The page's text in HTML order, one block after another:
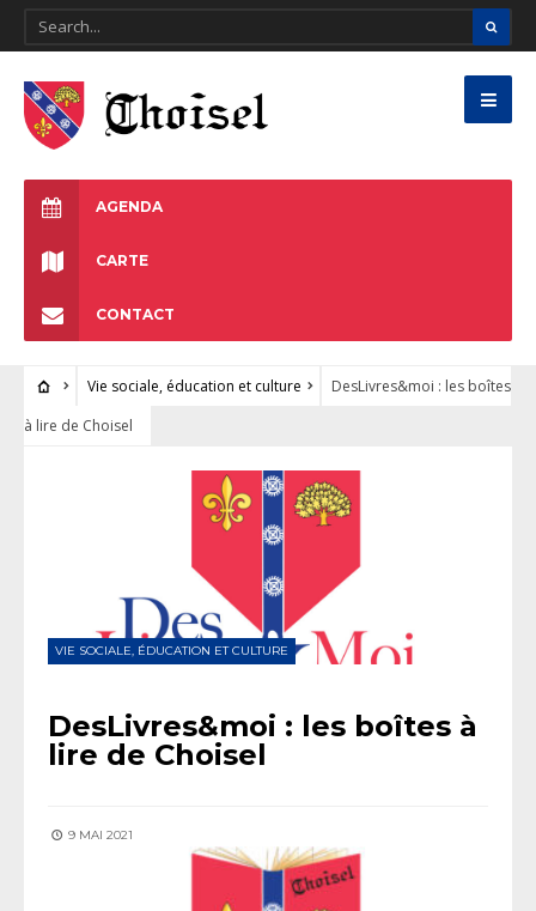
AGENDA
CARTE
CONTACT
Vie sociale, éducation et culture
DesLivres&moi : les boîtes
à lire de Choisel
VIE SOCIALE, ÉDUCATION ET CULTURE
DesLivres&moi : les boîtes à
lire de Choisel
9 MAI 2021